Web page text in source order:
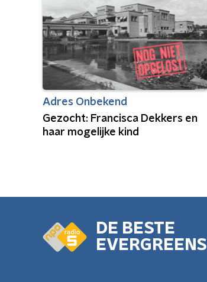
Adres Onbekend
Gezocht: Francisca Dekkers en
haar mogelijke kind
DE BESTE
EVERGREENS